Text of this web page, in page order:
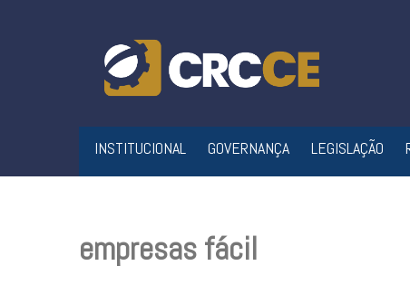
INSTITUCIONAL GOVERNANÇA LEGISLAÇÃO
empresas fácil